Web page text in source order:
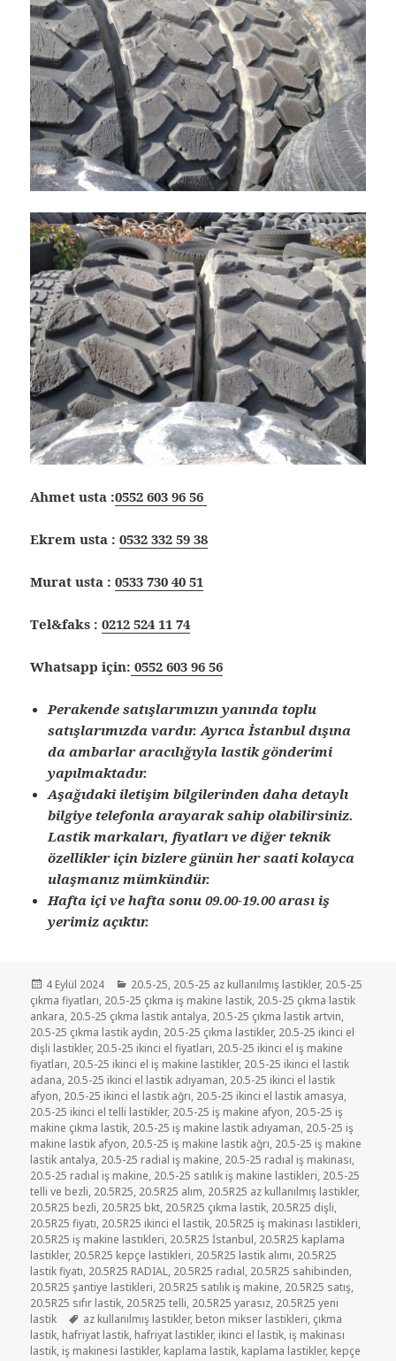
Ahmet usta :0552 603 96 56
Ekrem usta :0532 332 59 38
Murat usta :0533 730 40 51
Tel&faks :0212 524 11 74
Whatsapp için: 0552 603 96 56
Perakende satışlarımızın yanında toplu
satışlarımızda vardır. Ayrıca İstanbul dışına
da ambarlar aracılığıyla lastik gönderimi
yapılmaktadır.
Aşağıdaki iletişim bilgilerinden daha detaylı
bilgiye telefonla arayarak sahip olabilirsiniz.
Lastik markaları, fiyatları ve diğer teknik
özellikler için bizlere günün her saati kolayca
ulaşmanız mümkündür.
Hafta içi ve hafta sonu 09.00-19.00 arası iş
yerimiz açıktır.
Yayın
tarihi
4 Eylül 2024 Kategoriler
20.5-25, 20.5-25 az kullanılmış lastikler, 20.5-25
çıkma fiyatları, 20.5-25 çıkma iş makine lastik, 20.5-25 çıkma lastik
ankara, 20.5-25 çıkma lastik antalya, 20.5-25 çıkma lastik artvin,
20.5-25 çıkma lastik aydın, 20.5-25 çıkma lastikler, 20.5-25 ikinci el
dişli lastikler, 20.5-25 ikinci el fiyatları, 20.5-25 ikinci el iş makine
fiyatları, 20.5-25 ikinci el iş makine lastikler, 20.5-25 ikinci el lastik
adana, 20.5-25 ikinci el lastik adıyaman, 20.5-25 ikinci el lastik
afyon, 20.5-25 ikinci el lastik ağrı, 20.5-25 ikinci el lastik amasya,
20.5-25 ikinci el telli lastikler, 20.5-25 iş makine afyon, 20.5-25 iş
makine çıkma lastik, 20.5-25 iş makine lastik adıyaman, 20.5-25 iş
makine lastik afyon, 20.5-25 iş makine lastik ağrı, 20.5-25 iş makine
lastik antalya, 20.5-25 radial iş makine, 20.5-25 radıal iş makinası,
20.5-25 radıal iş makine, 20.5-25 satılık iş makine lastikleri, 20.5-25
telli ve bezli, 20.5R25, 20.5R25 alım, 20.5R25 az kullanılmış lastikler,
20.5R25 bezli, 20.5R25 bkt, 20.5R25 çıkma lastik, 20.5R25 dişli,
20.5R25 fiyatı, 20.5R25 ikinci el lastik, 20.5R25 iş makinası lastikleri,
20.5R25 iş makine lastikleri, 20.5R25 İstanbul, 20.5R25 kaplama
lastikler, 20.5R25 kepçe lastikleri, 20.5R25 lastik alımı, 20.5R25
lastik fiyatı, 20.5R25 RADIAL, 20.5R25 radıal, 20.5R25 sahibinden,
20.5R25 şantiye lastikleri, 20.5R25 satılık iş makine, 20.5R25 satış,
20.5R25 sıfır lastik, 20.5R25 telli, 20.5R25 yarasız, 20.5R25 yeni
lastik
Etiketler
az kullanılmış lastikler, beton mikser lastikleri, çıkma
lastik, hafriyat lastik, hafriyat lastikler, ikinci el lastik, iş makinası
lastik, iş makinesi lastikler, kaplama lastik, kaplama lastikler, kepçe